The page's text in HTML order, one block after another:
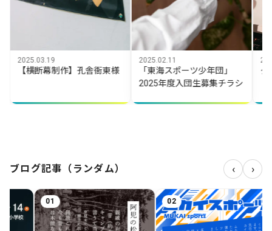
幕制作】孔舎衙東様
「東海スポーツ少年団」
2025年度入団生募集チラシ
タペストリ
ブログ記事（ランダム） ‹ ›
02 03